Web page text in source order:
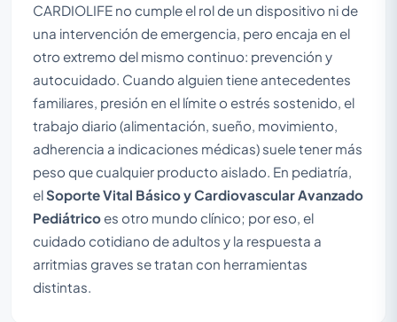
CARDIOLIFE no cumple el rol de un dispositivo ni de
una intervención de emergencia, pero encaja en el
otro extremo del mismo continuo: prevención y
autocuidado. Cuando alguien tiene antecedentes
familiares, presión en el límite o estrés sostenido, el
trabajo diario (alimentación, sueño, movimiento,
adherencia a indicaciones médicas) suele tener más
peso que cualquier producto aislado. En pediatría,
elSoporte Vital Básico y Cardiovascular Avanzado
Pediátricoes otro mundo clínico; por eso, el
cuidado cotidiano de adultos y la respuesta a
arritmias graves se tratan con herramientas
distintas.